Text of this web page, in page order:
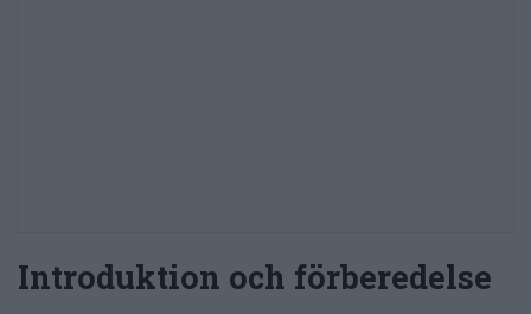
Introduktion och förberedelse